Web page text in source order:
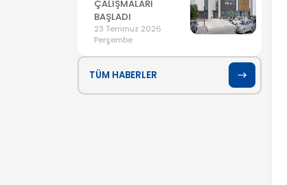
ÇALIŞMALARI
BAŞLADI
23 Temmuz 2026
Perşembe
TÜM HABERLER